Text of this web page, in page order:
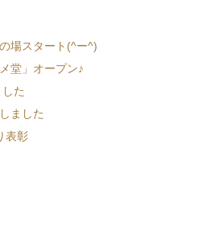
場スタート(^ー^)
堂」オープン♪
た
ました
表彰